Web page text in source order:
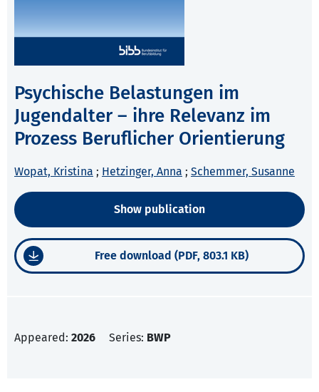
Psychische Belastungen im
Jugendalter – ihre Relevanz im
Prozess Beruflicher Orientierung
Wopat, Kristina ; Hetzinger, Anna ; Schemmer, Susanne
Show publication
Free download (PDF, 803.1 KB)
Appeared: 2026 Series: BWP